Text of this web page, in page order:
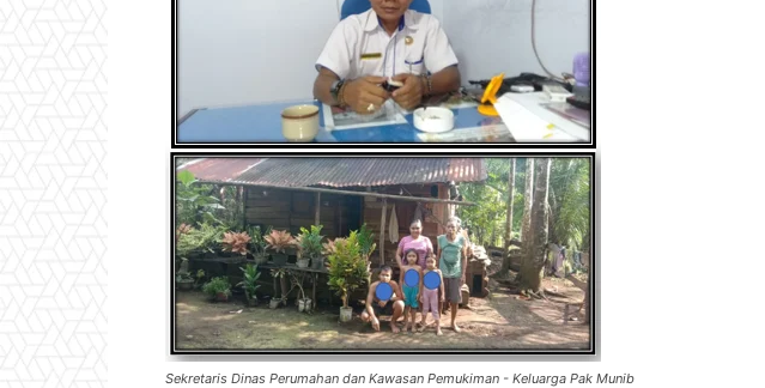
Sekretaris Dinas Perumahan dan Kawasan Pemukiman - Keluarga Pak Munib